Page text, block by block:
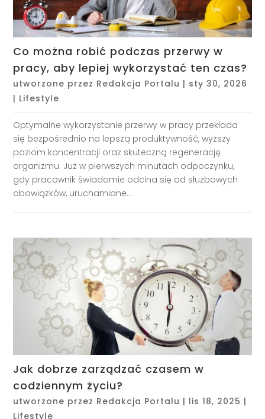
Co można robić podczas przerwy w
pracy, aby lepiej wykorzystać ten czas?
utworzone przez Redakcja Portalu | sty 30, 2026
| Lifestyle
Optymalne wykorzystanie przerwy w pracy przekłada
się bezpośrednio na lepszą produktywność, wyższy
poziom koncentracji oraz skuteczną regenerację
organizmu. Już w pierwszych minutach odpoczynku,
gdy pracownik świadomie odcina się od służbowych
obowiązków, uruchamiane...
Jak dobrze zarządzać czasem w
codziennym życiu?
utworzone przez Redakcja Portalu | lis 18, 2025 |
Lifestyle